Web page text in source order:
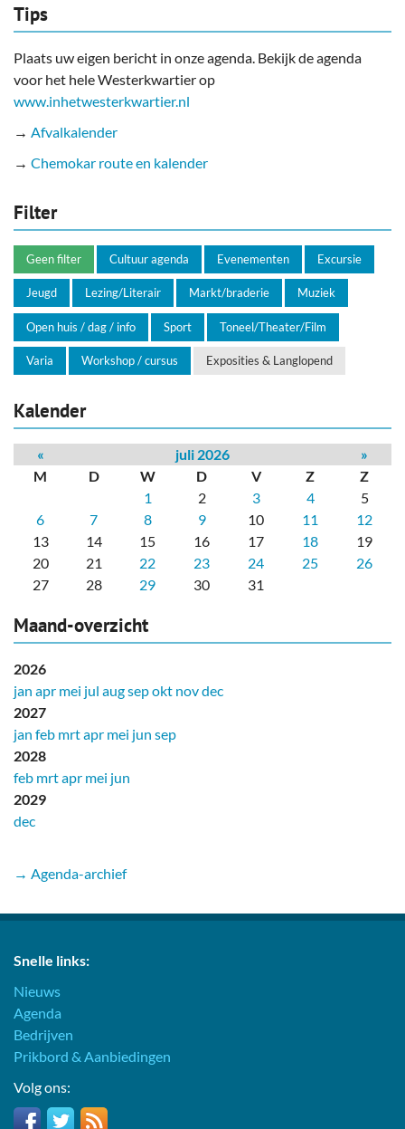
Tips
Plaats uw eigen bericht in onze agenda. Bekijk de agenda
voor het hele Westerkwartier op
www.inhetwesterkwartier.nl
→ Afvalkalender
→ Chemokar route en kalender
Filter
Geen filter Cultuur agenda Evenementen Excursie
Jeugd Lezing/Literair Markt/braderie Muziek
Open huis / dag / info Sport Toneel/Theater/Film
Varia Workshop / cursus Exposities & Langlopend
Kalender
« juli 2026
»
M
D W D V Z
Z
1
2 3 4
5
6
7 8 9 10 11
12
13
14 15 16 17 18
19
20
21 22 23 24 25
26
27
28 29 30 31
Maand-overzicht
2026
jan apr mei jul augsepokt novdec
2027
jan feb mrtapr mei jun sep
2028
feb mrtapr mei jun
2029
dec
→ Agenda-archief
Snelle links:
Nieuws
Agenda
Bedrijven
Prikbord & Aanbiedingen
Volg ons: